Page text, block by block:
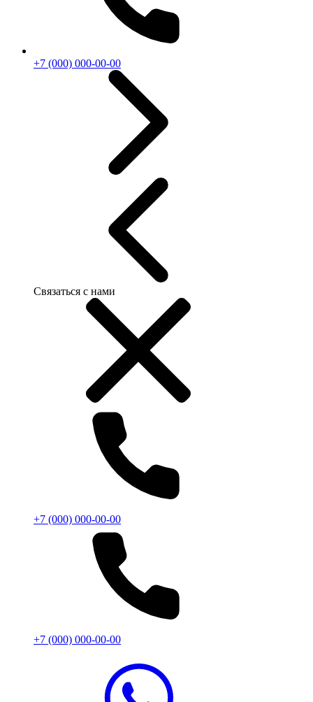
+7 (000) 000-00-00
Связаться с нами
+7 (000) 000-00-00
+7 (000) 000-00-00